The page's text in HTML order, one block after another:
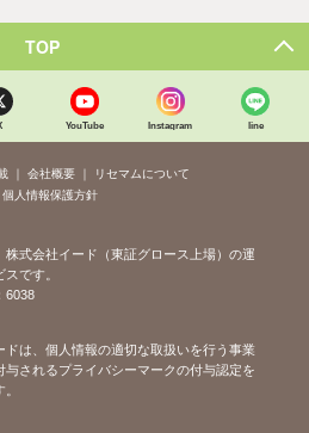
TOP
YouTube Instagram line
会社概要
リセマムについて
個人情報保護方針
株式会社イード（東証グロース上場）の運
です。
6038
ドは、個人情報の適切な取扱いを行う事業
与されるプライバシーマークの付与認定を